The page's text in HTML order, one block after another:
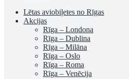
Lētas aviobiļetes no Rīgas
Akcijas
Rīga – Londona
Rīga – Dublina
Rīga – Milāna
Rīga – Oslo
Rīga – Roma
Rīga – Venēcija